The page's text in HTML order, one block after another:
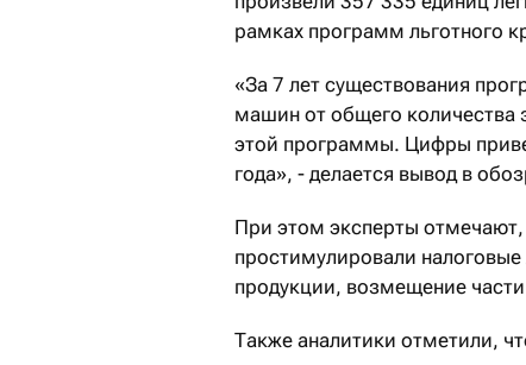
рамках программ льготного
«За 7 лет существования
машин от общего количества
этой программы. Цифры
года», - делается вывод в
При этом эксперты
простимулировали
продукции, возмещение
Также аналитики отметили,